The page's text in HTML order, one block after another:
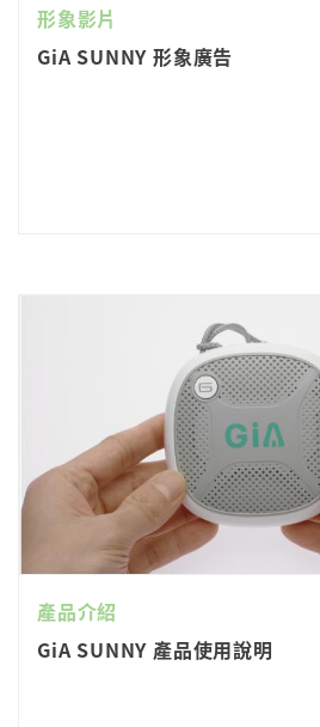
形象影片
GiA SUNNY 形象廣告
產品介紹
GiA SUNNY 產品使用說明